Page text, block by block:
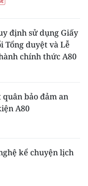
định sử dụng Giấy
Tổng duyệt và Lễ
chính thức A80
quân bảo đảm an
A80
kể chuyện lịch